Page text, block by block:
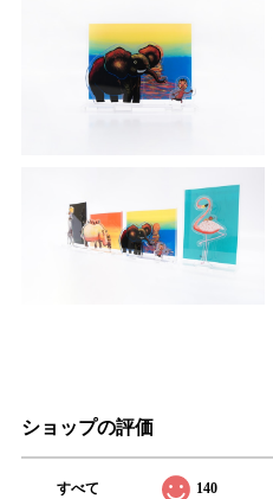
ショップの評価
すべて 140